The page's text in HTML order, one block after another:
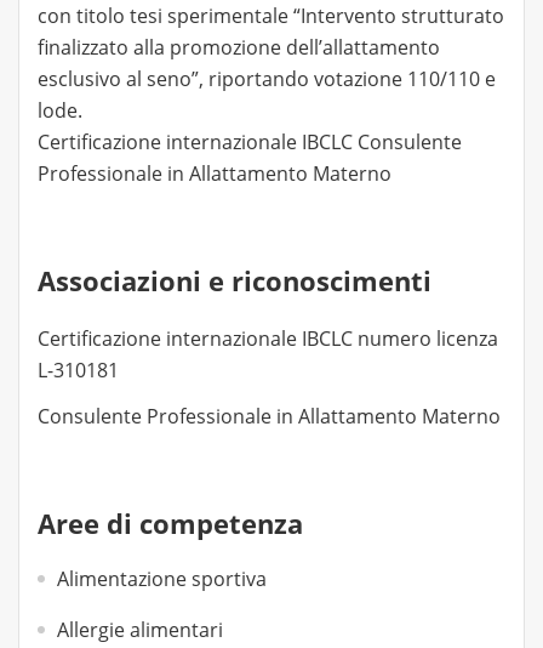
con titolo tesi sperimentale “Intervento strutturato
finalizzato alla promozione dell’allattamento
esclusivo al seno”, riportando votazione 110/110 e
lode.
Certificazione internazionale IBCLC Consulente
Professionale in Allattamento Materno
Associazioni e riconoscimenti
Certificazione internazionale IBCLC numero licenza
L-310181
Consulente Professionale in Allattamento Materno
Aree di competenza
Alimentazione sportiva
Allergie alimentari